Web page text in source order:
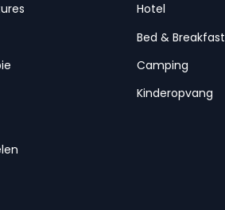
Hotel
Bed & Breakfast
Camping
Kinderopvang